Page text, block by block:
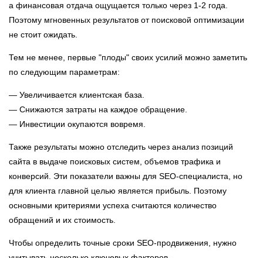
а финансовая отдача ощущается только через 1-2 года.
Поэтому мгновенных результатов от поисковой оптимизации
не стоит ожидать.
Тем не менее, первые "плоды" своих усилий можно заметить
по следующим параметрам:
— Увеличивается клиентская база.
— Снижаются затраты на каждое обращение.
— Инвестиции окупаются вовремя.
Также результаты можно отследить через анализ позиций
сайта в выдаче поисковых систем, объемов трафика и
конверсий. Эти показатели важны для SEO-специалиста, но
для клиента главной целью является прибыль. Поэтому
основными критериями успеха считаются количество
обращений и их стоимость.
Чтобы определить точные сроки SEO-продвижения, нужно